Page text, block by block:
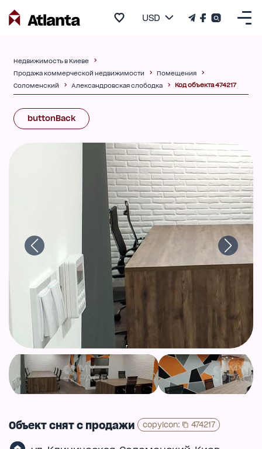
USD
Недвижимость в Киеве
Продажа коммерческой недвижимости
Помещения
Соломенский
Александровская слободка Код объекта 474217
buttonBack
Объект снят с продажи copyIcon: 474217